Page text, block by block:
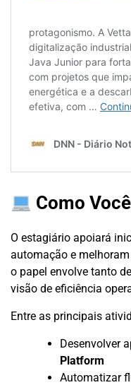
Como
O estagiário apoiará
automação e
o papel envolve tanto
visão de eficiência
Entre as principais
Desenvolver
Platform
Automatizar